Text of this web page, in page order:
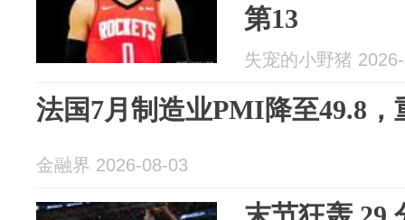
第13
失宠的小野猪
法国7月制造业PMI降至49.8，
金融界 2026-08-03